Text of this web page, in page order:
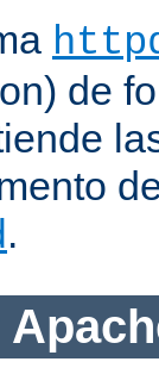
de
.